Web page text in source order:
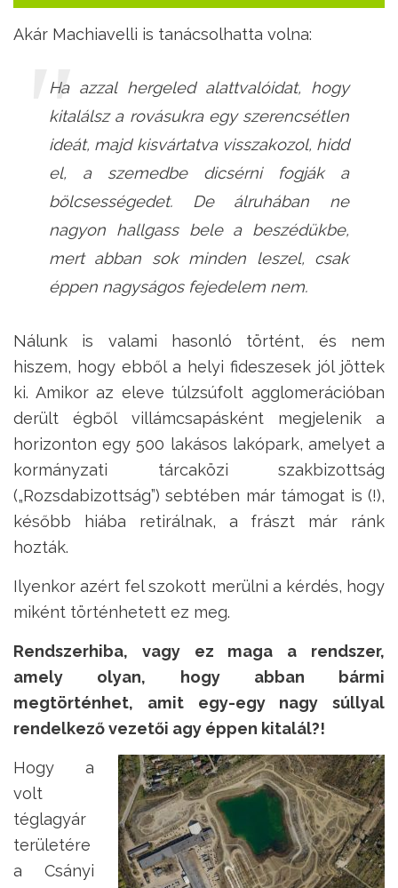
Akár Machiavelli is tanácsolhatta volna:
Ha azzal hergeled alattvalóidat, hogy
kitalálsz a rovásukra egy szerencsétlen
ideát, majd kisvártatva visszakozol, hidd
el, a szemedbe dicsérni fogják a
bölcsességedet. De álruhában ne
nagyon hallgass bele a beszédükbe,
mert abban sok minden leszel, csak
éppen nagyságos fejedelem nem.
Nálunk is valami hasonló történt, és nem
hiszem, hogy ebből a helyi fideszesek jól jöttek
ki. Amikor az eleve túlzsúfolt agglomerációban
derült égből villámcsapásként megjelenik a
horizonton egy 500 lakásos lakópark, amelyet a
kormányzati tárcaközi szakbizottság
(„Rozsdabizottság”) sebtében már támogat is (!),
később hiába retirálnak, a frászt már ránk
hozták.
Ilyenkor azért fel szokott merülni a kérdés, hogy
miként történhetett ez meg.
Rendszerhiba, vagy ez maga a rendszer,
amely olyan, hogy abban bármi
megtörténhet, amit egy-egy nagy súllyal
rendelkező vezetői agy éppen kitalál?!
Hogy a
volt
téglagyár
területére
a Csányi